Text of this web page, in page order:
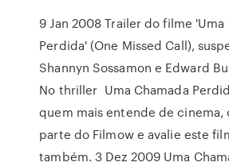
9 Jan 2008 Trailer do filme 'Uma
Perdida' (One Missed Call),
Shannyn Sossamon e Edward
No thriller Uma Chamada
quem mais entende de cinema,
parte do Filmow e avalie este
também. 3 Dez 2009 Uma